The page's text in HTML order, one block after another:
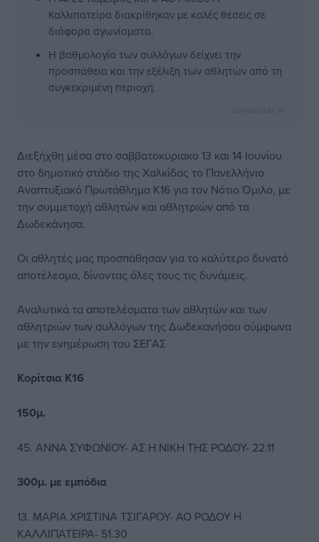
Καλλιπατείρα διακρίθηκαν με καλές θέσεις σε
διάφορα αγωνίσματα.
Η βαθμολογία των συλλόγων δείχνει την
προσπάθεια και την εξέλιξη των αθλητών από τη
συγκεκριμένη περιοχή.
Διεξήχθη μέσα στο σαββατοκύριακο 13 και 14 Ιουνίου
στο δημοτικό στάδιο της Χαλκίδας το Πανελλήνιο
Αναπτυξιακό Πρωτάθλημα Κ16 για τον Νότιο Όμιλο, με
την συμμετοχή αθλητών και αθλητριών από τα
Δωδεκάνησα.
Οι αθλητές μας προσπάθησαν για το καλύτερο δυνατό
αποτέλεσμα, δίνοντας όλες τους τις δυνάμεις.
Αναλυτικά τα αποτελέσματα των αθλητών και των
αθλητριών των συλλόγων της Δωδεκανήσου σύμφωνα
με την ενημέρωση του ΣΕΓΑΣ
Κορίτσια Κ16
150μ.
45. ΑΝΝΑ ΣΥΦΩΝΙΟΥ- ΑΣ Η ΝΙΚΗ ΤΗΣ ΡΟΔΟΥ- 22.11
300μ. με εμπόδια
13. ΜΑΡΙΑ ΧΡΙΣΤΙΝΑ ΤΣΙΓΑΡΟΥ- ΑΟ ΡΟΔΟΥ Η
ΚΑΛΛΙΠΑΤΕΙΡΑ- 51.30